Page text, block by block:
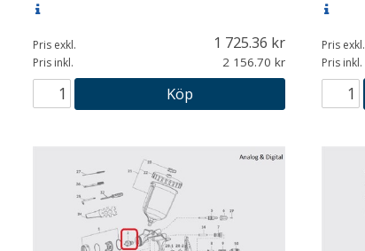
Pris exkl. 1 725.36
Pris inkl. 2 156.70
Köp
Pris exkl.
Pris inkl.